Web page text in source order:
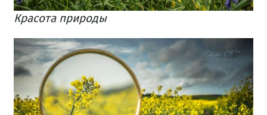
Красота природы